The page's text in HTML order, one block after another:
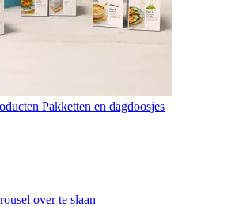
Pakketten en dagdoosjes
over te slaan